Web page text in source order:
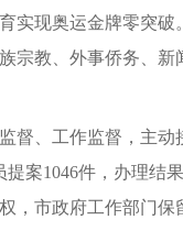
实现奥运金牌零突
宗教、外事侨务、
督、工作监督，主
案1046件，办理结
市政府工作部门保